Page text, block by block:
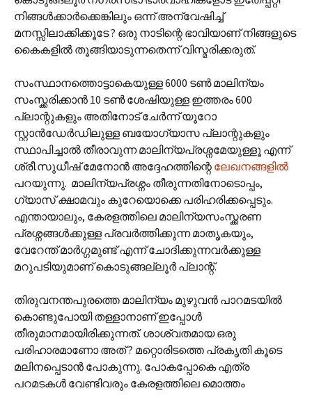
നിങ്ങൾക്കാർക്കെങ്കിലും ഒന്ന് അന്വേഷിച്ച്
മനസ്സിലാക്കിക്കൂടേ ? ഒരു നാടിന്റെ ഭാവിയാണ് നിങ്ങളുടെ
കൈകളിൽ തൂങ്ങിയാടുന്നതെന്ന് വിസ്മരിക്കരുത്.
സംസ്ഥാനത്തൊട്ടാകെയുള്ള 6000 ടൺ മാലിന്യം
സംസ്ക്കരിക്കാൻ 10 ടൺ ശേഷിയുള്ള ഇത്തരം 600
പ്ലാന്റുകളും അതിനോട് ചേർന്ന് യൂറോ
സ്റ്റാൻഡേർഡിലുള്ള ബയോഗ്യാസ പ്ലാന്റുകളും
സ്ഥാപിച്ചാൽ തീരാവുന്ന മാലിന്യപ്രശ്നമേയുള്ളൂ എന്ന്
ശ്രീ.സുധീഷ് മേനോൻ അദ്ദേഹത്തിന്റെ ലേഖനങ്ങളിൽ
പറയുന്നു. മാലിന്യപ്രശ്നം തീരുന്നതിനോടൊപ്പം,
ഗ്യാസ് ക്ഷാമവും കുറേയൊക്കെ പരിഹരിക്കപ്പെടും.
എന്തായാലും, കേരളത്തിലെ മാലിന്യസംസ്ക്കരണ
പ്രശ്നങ്ങൾക്കുള്ള പ്രവർത്തിക്കുന്ന മാതൃകയും,
വേറേന്ത് മാർഗ്ഗമുണ്ട് എന്ന് ചോദിക്കുന്നവർക്കുള്ള
മറുപടിയുമാണ് കൊടുങ്ങല്ലൂർ പ്ലാന്റ്.
തിരുവനന്തപുരത്തെ മാലിന്യം മുഴുവൻ പാറമടയിൽ
കൊണ്ടുപോയി തള്ളാനാണ് ഇപ്പോൾ
തീരുമാനമായിരിക്കുന്നത്. ശാശ്വതമായ ഒരു
പരിഹാരമാണോ അത് ? മറ്റൊരിടത്തെ പ്രകൃതി കൂടെ
മലിനപ്പെടാൻ പോകുന്നു. പോകപ്പോകെ എത്ര
പറമടകൾ വേണ്ടിവരും കേരളത്തിലെ മൊത്തം